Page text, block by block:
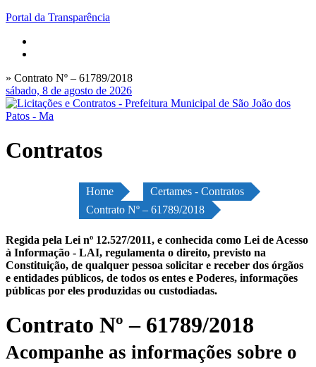
Portal da Transparência
» Contrato Nº – 61789/2018
sábado, 8 de agosto de 2026
Contratos
Home
Certames - Contratos
Contrato Nº – 61789/2018
Regida pela Lei nº 12.527/2011, e conhecida como Lei de Acesso
à Informação - LAI, regulamenta o direito, previsto na
Constituição, de qualquer pessoa solicitar e receber dos órgãos
e entidades públicos, de todos os entes e Poderes, informações
públicas por eles produzidas ou custodiadas.
Contrato Nº – 61789/2018
Acompanhe as informações sobre o